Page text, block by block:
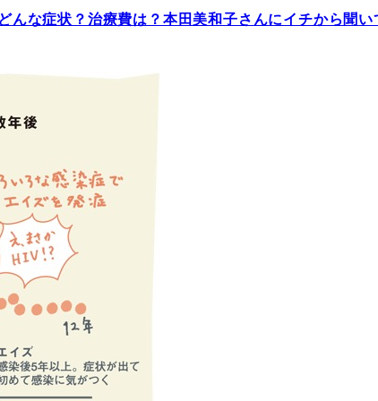
な症状？治療費は？本田美和子さんにイチから聞い